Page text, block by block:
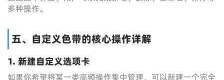
多种操作。
五、自定义色带的核心操作详解
1. 新建自定义选项卡
如果你希望将某一类高频操作集中管理，可以新建一个完全